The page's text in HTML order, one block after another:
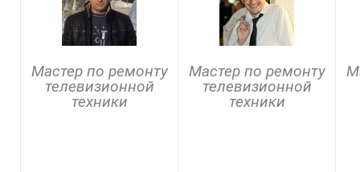
Мастер по ремонту
телевизионной
техники
Мастер по ремонту
телевизионной
техники